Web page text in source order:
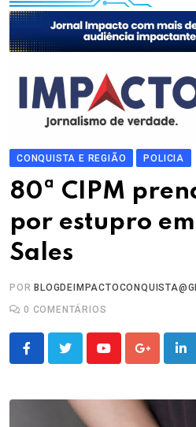
CONQUISTA E REGIÃO POLICIA
80ª CIPM
por estupro
Sales
POR
0 COMENTÁRIOS
YoutubeGoogle+